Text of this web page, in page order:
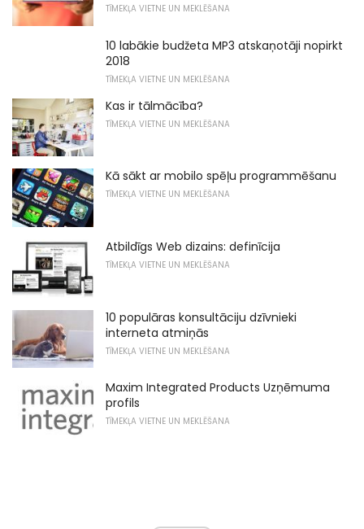
TĪMEKĻA VIETNE UN MEKLĒŠANA
10 labākie budžeta MP3 atskaņotāji nopirkt
2018
TĪMEKĻA VIETNE UN MEKLĒŠANA
Kas ir tālmācība?
TĪMEKĻA VIETNE UN MEKLĒŠANA
Kā sākt ar mobilo spēļu programmēšanu
TĪMEKĻA VIETNE UN MEKLĒŠANA
Atbildīgs Web dizains: definīcija
TĪMEKĻA VIETNE UN MEKLĒŠANA
10 populāras konsultāciju dzīvnieki
interneta atmiņās
TĪMEKĻA VIETNE UN MEKLĒŠANA
Maxim Integrated Products Uzņēmuma
profils
TĪMEKĻA VIETNE UN MEKLĒŠANA